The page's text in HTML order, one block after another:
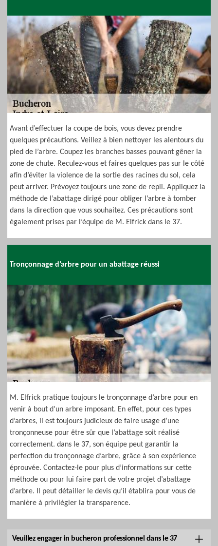
Avant d’effectuer la coupe de bois, vous devez prendre
quelques précautions. Veillez à bien nettoyer les alentours du
pied de l’arbre. Coupez les branches basses pouvant gêner la
zone de chute. Reculez-vous et faires quelques pas sur le côté
afin d’éviter la violence de la sortie des racines du sol, cela
peut arriver. Prévoyez toujours une zone de repli. Appliquez la
méthode de l’abattage dirigé pour obliger l’arbre à tomber
dans la direction que vous souhaitez. Ces précautions sont
également prises par l’équipe de M. Elfrick dans le 37.
Tronçonnage d’arbre pour un abattage réussi
M. Elfrick pratique toujours le tronçonnage d’arbre pour en
venir à bout d’un arbre imposant. En effet, pour ces types
d’arbres, il est toujours judicieux de faire usage d’une
tronçonneuse pour être sûr que l’abattage soit réalisé
correctement. dans le 37, son équipe peut garantir la
perfection du tronçonnage d’arbre, grâce à son expérience
éprouvée. Contactez-le pour plus d’informations sur cette
méthode ou pour lui faire part de votre projet d’abattage
d’arbre. Il peut détailler le devis qu’il établira pour vous de
manière à privilégier la transparence.
Veuillez engager in bucheron professionnel dans le 37